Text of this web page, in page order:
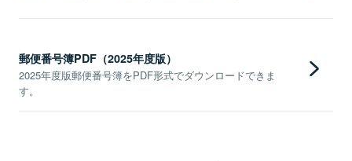
郵便番号簿PDF（2025年度版）
2025年度版郵便番号簿をPDF形式でダウンロードできま
す。